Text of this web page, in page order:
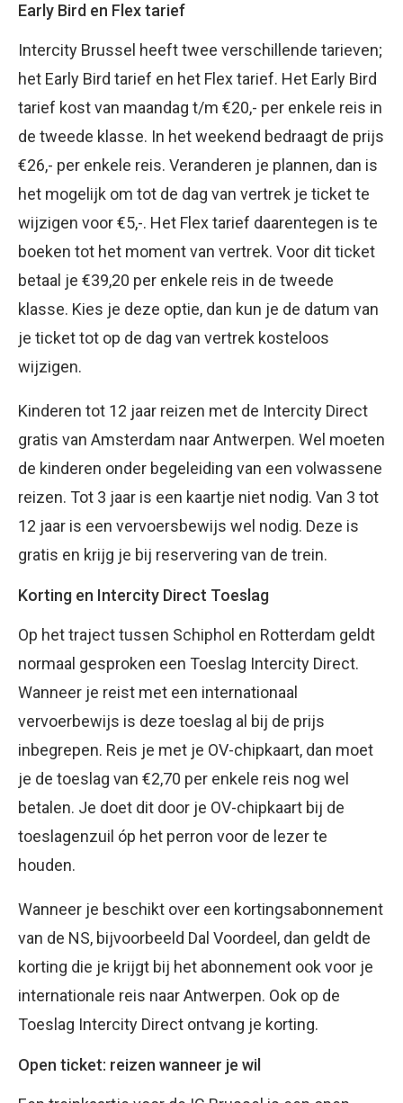
Early Bird en Flex tarief
Intercity Brussel heeft twee verschillende tarieven;
het Early Bird tarief en het Flex tarief. Het Early Bird
tarief kost van maandag t/m €20,- per enkele reis in
de tweede klasse. In het weekend bedraagt de prijs
€26,- per enkele reis. Veranderen je plannen, dan is
het mogelijk om tot de dag van vertrek je ticket te
wijzigen voor €5,-. Het Flex tarief daarentegen is te
boeken tot het moment van vertrek. Voor dit ticket
betaal je €39,20 per enkele reis in de tweede
klasse. Kies je deze optie, dan kun je de datum van
je ticket tot op de dag van vertrek kosteloos
wijzigen.
Kinderen tot 12 jaar reizen met de Intercity Direct
gratis van Amsterdam naar Antwerpen. Wel moeten
de kinderen onder begeleiding van een volwassene
reizen. Tot 3 jaar is een kaartje niet nodig. Van 3 tot
12 jaar is een vervoersbewijs wel nodig. Deze is
gratis en krijg je bij reservering van de trein.
Korting en Intercity Direct Toeslag
Op het traject tussen Schiphol en Rotterdam geldt
normaal gesproken een Toeslag Intercity Direct.
Wanneer je reist met een internationaal
vervoerbewijs is deze toeslag al bij de prijs
inbegrepen. Reis je met je OV-chipkaart, dan moet
je de toeslag van €2,70 per enkele reis nog wel
betalen. Je doet dit door je OV-chipkaart bij de
toeslagenzuil óp het perron voor de lezer te
houden.
Wanneer je beschikt over een kortingsabonnement
van de NS, bijvoorbeeld Dal Voordeel, dan geldt de
korting die je krijgt bij het abonnement ook voor je
internationale reis naar Antwerpen. Ook op de
Toeslag Intercity Direct ontvang je korting.
Open ticket: reizen wanneer je wil